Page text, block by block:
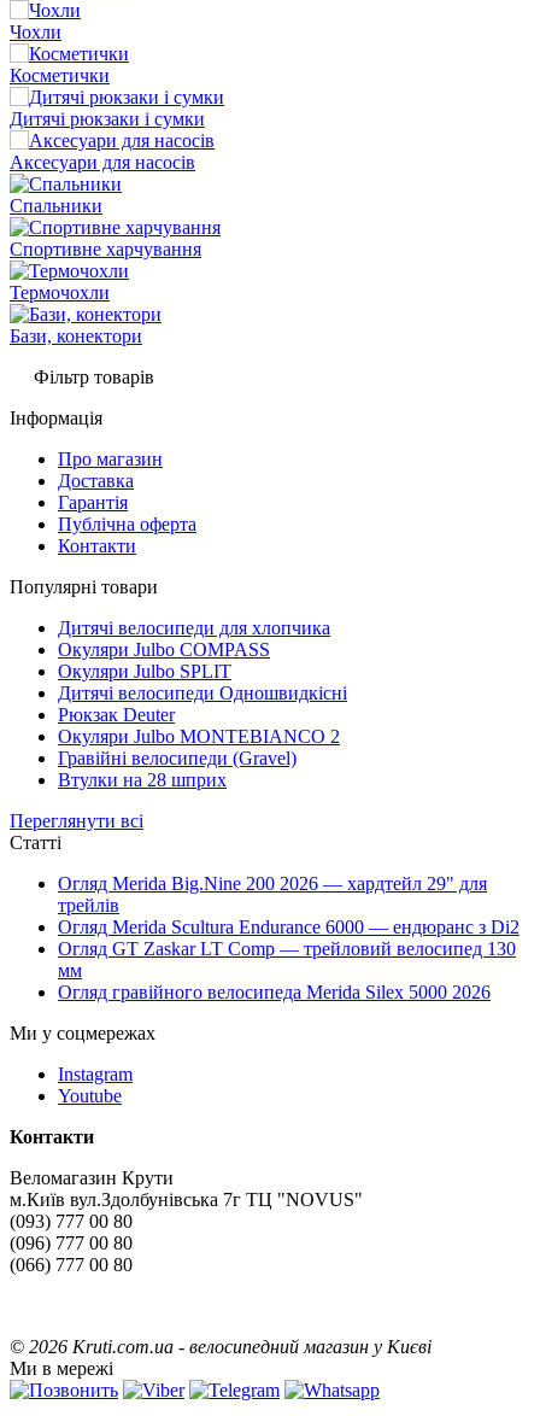
Чохли
Косметички
Дитячі рюкзаки і сумки
Аксесуари для насосів
Спальники
Спортивне харчування
Термочохли
Бази, конектори
Фільтр товарів
Інформація
Про магазин
Доставка
Гарантія
Публічна оферта
Контакти
Популярні товари
Дитячі велосипеди для хлопчика
Окуляри Julbo COMPASS
Окуляри Julbo SPLIT
Дитячі велосипеди Одношвидкісні
Рюкзак Deuter
Окуляри Julbo MONTEBIANCO 2
Гравійні велосипеди (Gravel)
Втулки на 28 шприх
Переглянути всі
Статті
Огляд Merida Big.Nine 200 2026 — хардтейл 29" для
трейлів
Огляд Merida Scultura Endurance 6000 — ендюранс з Di2
Огляд GT Zaskar LT Comp — трейловий велосипед 130
мм
Огляд гравійного велосипеда Merida Silex 5000 2026
Ми у соцмережах
Instagram
Youtube
Контакти
Веломагазин Крути
м.Київ вул.Здолбунівська 7г ТЦ "NOVUS"
(093) 777 00 80
(096) 777 00 80
(066) 777 00 80
© 2026 Kruti.com.ua - велосипедний магазин у Києві
Ми в мережі